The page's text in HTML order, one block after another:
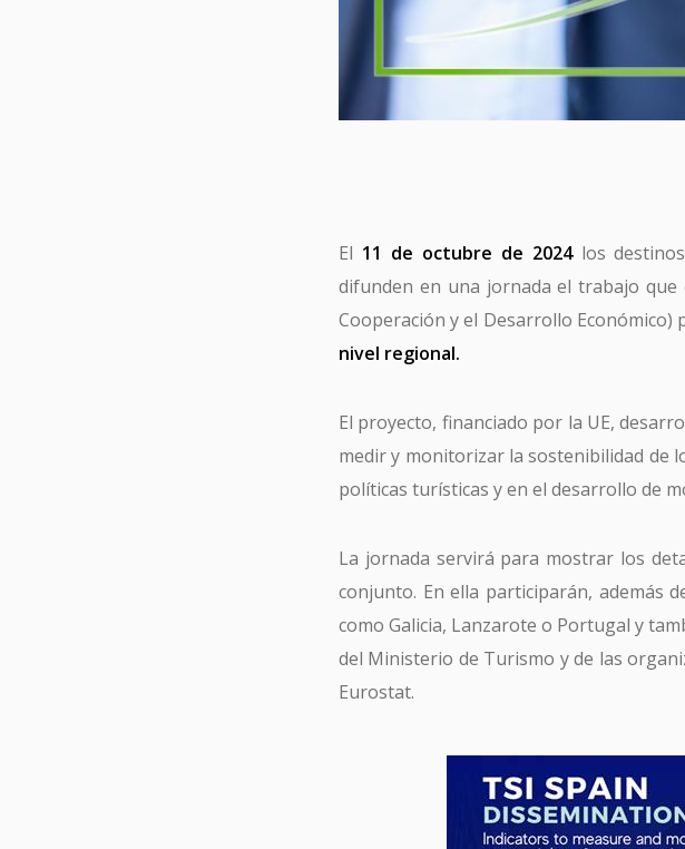
El 11 de octubre de 2024los destinos
difunden en una jornada el trabajo que
Cooperación y el Desarrollo Económico)
nivel regional.
El proyecto, financiado por la UE,
medir y monitorizar la sostenibilidad de
políticas turísticas y en el desarrollo de
La jornada servirá para mostrar los
conjunto. En ella participarán, además
como Galicia, Lanzarote o Portugal y
del Ministerio de Turismo y de las
Eurostat.